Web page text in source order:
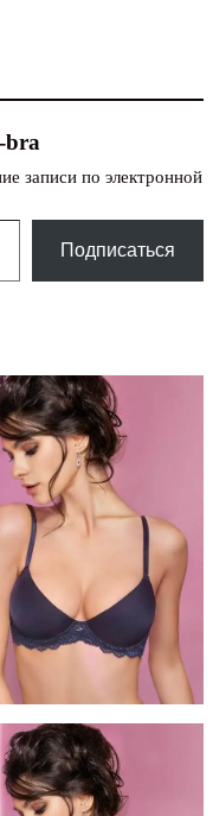
bra
записи по электронной
Подписаться